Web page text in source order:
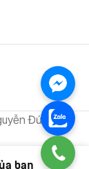
Đức Hào
bạn